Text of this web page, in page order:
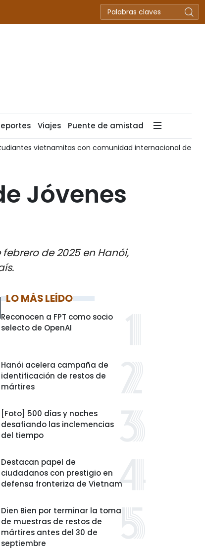
Viajes Puente de amistad
Hanói acelera campaña de identificación de restos
Jóvenes
de 2025 en Hanói,
LO MÁS LEÍDO
Reconocen a FPT como socio
selecto de OpenAI
Hanói acelera campaña de
identificación de restos de
mártires
[Foto] 500 días y noches
desafiando las inclemencias
del tiempo
Destacan papel de
ciudadanos con prestigio en
defensa fronteriza de Vietnam
Dien Bien por terminar la toma
de muestras de restos de
mártires antes del 30 de
septiembre